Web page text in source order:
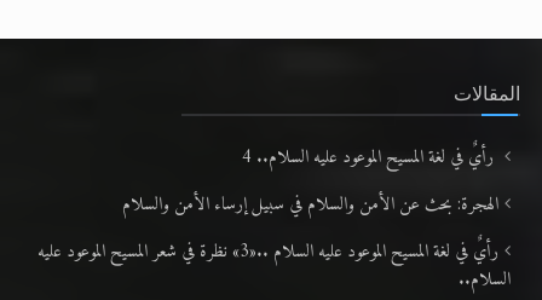
المقالات
رأيٌ في لغة المسيح الموعود عليه السلام.. 4
الهجرة: بحث عن الأمن والسلام في سبيل إرساء الأمن والسلام
رأيٌ في لغة المسيح الموعود عليه السلام ..«3» نظرة في شعر المسيح الموعود عليه
السلام..